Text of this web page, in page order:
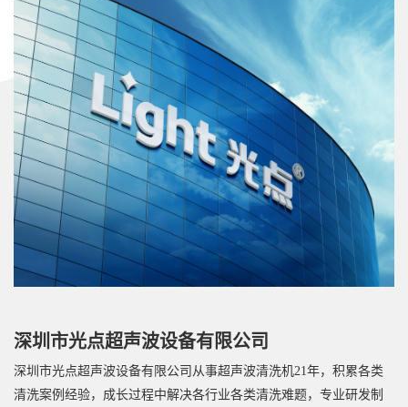
深圳市光点超声波设备有限公司
深圳市光点超声波设备有限公司从事超声波清洗机21年，积累各类
清洗案例经验，成长过程中解决各行业各类清洗难题，专业研发制